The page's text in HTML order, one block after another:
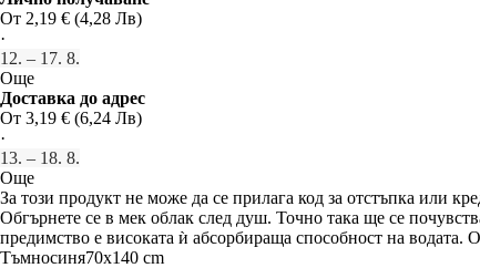
От 2,19 € (4,28 Лв)
·
12. – 17. 8.
Още
Доставка до адрес
От 3,19 € (6,24 Лв)
·
13. – 18. 8.
Още
За този продукт не може да се прилага код за отстъпка или
Обгърнете се в мек облак след душ. Точно така ще се
предимство е високата ѝ абсорбираща способност на
Тъмносиня70x140 cm